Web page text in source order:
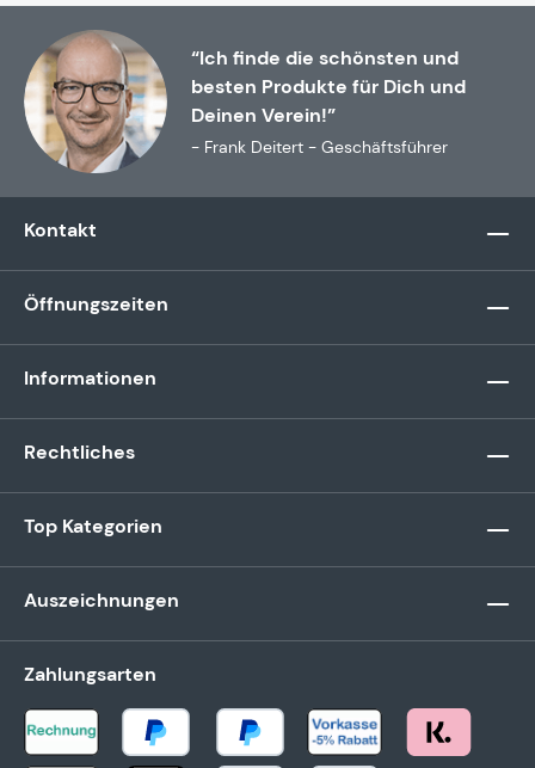
“Ich finde die schönsten und
besten Produkte für Dich und
Deinen Verein!”
- Frank Deitert - Geschäftsführer
Kontakt
Öffnungszeiten
Informationen
Rechtliches
Top Kategorien
Auszeichnungen
Zahlungsarten